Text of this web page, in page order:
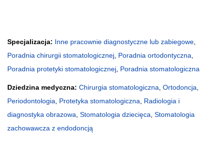
Specjalizacja: Inne pracownie diagnostyczne lub zabiegowe
Poradnia chirurgii stomatologicznej Poradnia ortodontyczna
Poradnia protetyki stomatologicznej Poradnia stomatologiczna
Dziedzina medyczna: Chirurgia stomatologiczna Ortodoncja
Periodontologia
Protetyka stomatologiczna
Radiologia i
diagnostyka obrazowa Stomatologia dziecięca Stomatologia
zachowawcza z endodoncją